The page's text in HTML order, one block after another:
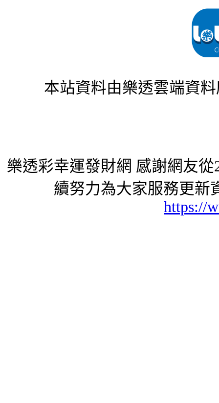
本站資料由樂透雲端資
樂透彩幸運發財網 感謝網友
續努力為大家服務更新
https://